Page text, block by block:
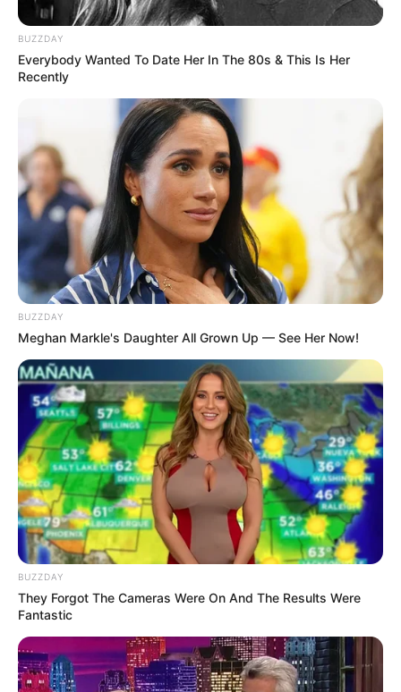
10 Pose Manekin Anti
Mainstream yang Konyol
Banget
8 Kata Lucu Seputar Malam
Minggu ala Jomblo yang Bikin
Ngenes
10 Desain Kanopi Tempat
Tidur, Serasa Beristirahat di
Kamar Raja
Tampil Lebih Modern, 7 Potret
Hasil Renovasi Rumah Berusia
90 Tahun
BUZZDAY
Everybody Wanted To Date Her In The 80s & This Is Her
Recently
BUZZDAY
Meghan Markle's Daughter All Grown Up — See Her Now!
BUZZDAY
They Forgot The Cameras Were On And The Results Were
Fantastic